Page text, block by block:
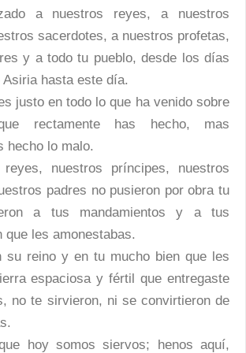
a nuestros reyes, a nuestros
sacerdotes, a nuestros profetas,
y a todo tu pueblo, desde los días
hasta este día.
justo en todo lo que ha venido sobre
rectamente has hecho, mas
hecho lo malo.
nuestros príncipes, nuestros
padres no pusieron por obra tu
a tus mandamientos y a tus
que les amonestabas.
su reino y en tu mucho bien que les
espaciosa y fértil que entregaste
no te sirvieron, ni se convirtieron de
hoy somos siervos; henos aquí,